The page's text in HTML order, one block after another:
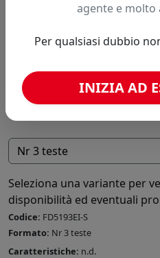
Nr 3 teste
Seleziona una variante per
disponibilità ed eventuali
Codice: FD5193EI-S
Formato: Nr 3 teste
Caratteristiche: n.d.
agente e molto
Per qualsiasi dubbio
INIZIA AD